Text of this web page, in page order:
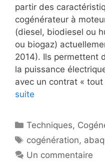
partir des
cogénérateur à
(diesel, biodiesel ou
ou biogaz)
2014). Ils permettent
la puissance
avec un contrat «
suite
Catégories
Techniques,
Étiquettes
cogénération,
Un commentaire